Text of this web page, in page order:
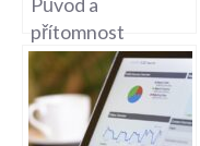
přítomnost
muslimů v Srbsku a
Chorvatsku